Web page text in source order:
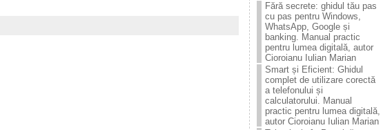
Fără secrete: ghidul tău pas
cu pas pentru Windows,
WhatsApp, Google și
banking. Manual practic
pentru lumea digitală, autor
Cioroianu Iulian Marian
Smart și Eficient: Ghidul
complet de utilizare corectă
a telefonului și
calculatorului. Manual
practic pentru lumea digitală,
autor Cioroianu Iulian Marian